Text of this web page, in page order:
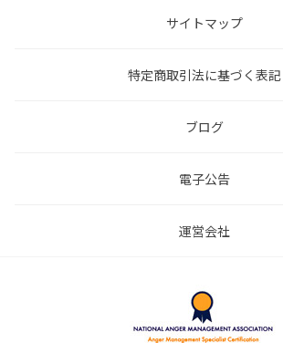
サイトマップ
特定商取引法に基づく表記
ブログ
電子公告
運営会社